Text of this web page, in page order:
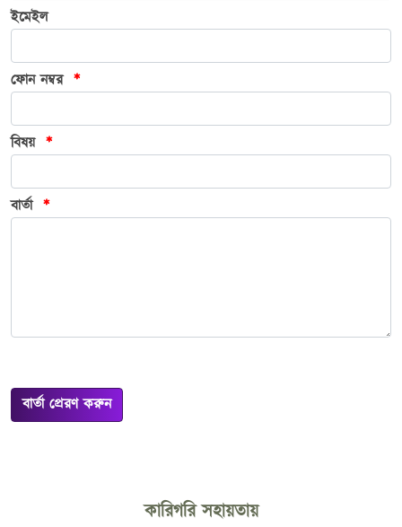
ইমেইল
ফোন নম্বর *
বিষয় *
বার্তা *
বার্তা প্রেরণ করুন
কারিগরি সহায়তায়